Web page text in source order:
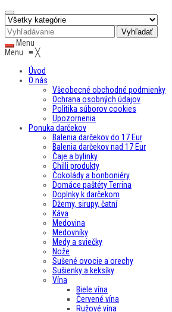
Menu
Menu ≡╳
Úvod
O nás
Všeobecné obchodné podmienky
Ochrana osobných údajov
Politika súborov cookies
Upozornenia
Ponuka darčekov
Balenia darčekov do 17 Eur
Balenia darčekov nad 17 Eur
Čaje a bylinky
Chilli produkty
Čokolády a bonboniéry
Domáce paštéty Terrina
Doplnky k darčekom
Džemy, sirupy, čatní
Káva
Medovina
Medovníky
Medy a sviečky
Nože
Sušené ovocie a orechy
Sušienky a keksíky
Vína
Biele vína
Červené vína
Ružové vína